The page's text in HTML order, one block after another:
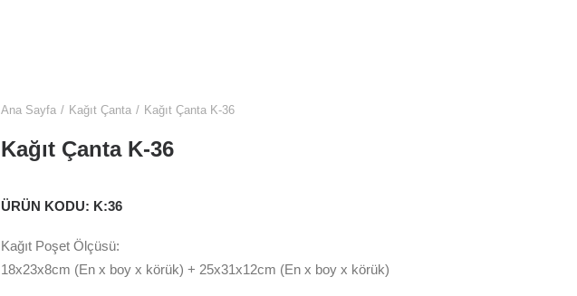
Ana Sayfa Kağıt Çanta Kağıt Çanta K-36
Kağıt Çanta K-36
ÜRÜN KODU: K:36
Kağıt Poşet Ölçüsü:
18x23x8cm (En x boy x körük) + 25x31x12cm (En x boy x körük)